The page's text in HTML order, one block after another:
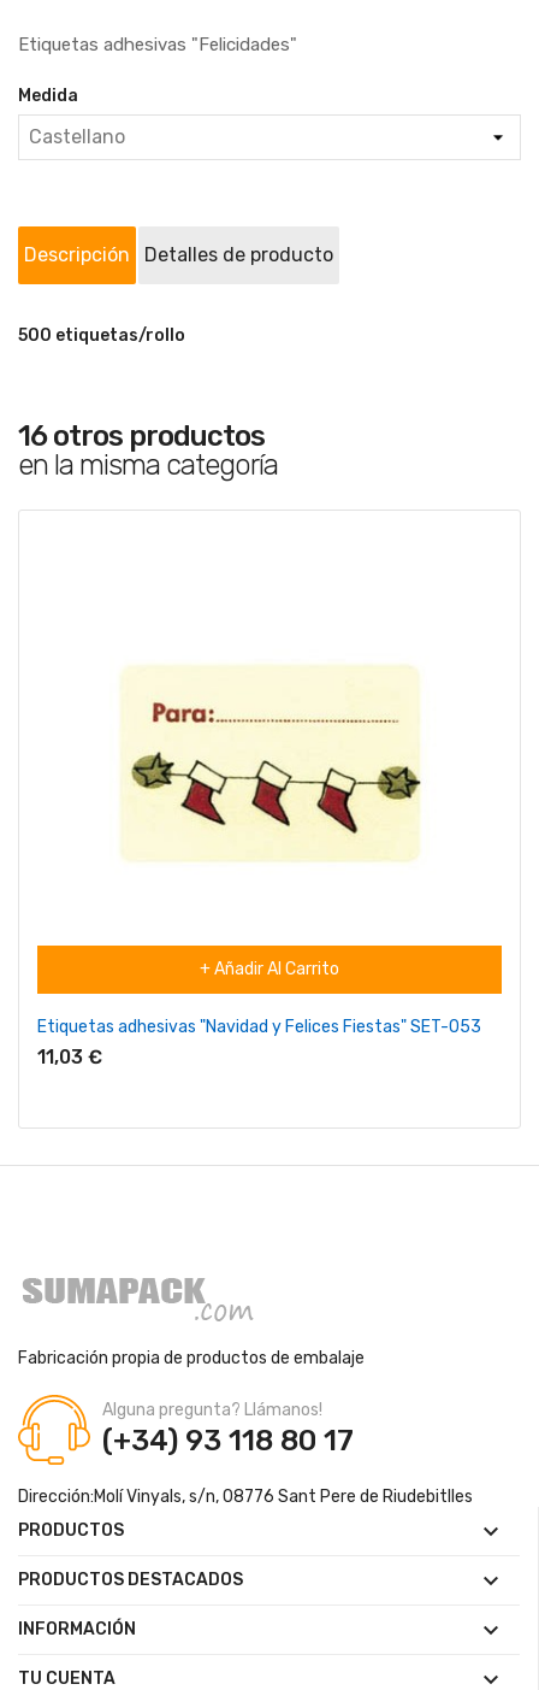
Etiquetas adhesivas "Felicidades"
Medida
Descripción Detalles de producto
500 etiquetas/rollo
16 otros productos
en la misma categoría
+ Añadir Al Carrito
Etiquetas adhesivas "Navidad y Felices Fiestas" SET-053
11,03 €
Fabricación propia de productos de embalaje
Alguna pregunta? Llámanos!
(+34) 93 118 80 17
Dirección:Molí Vinyals, s/n, 08776 Sant Pere de Riudebitlles
PRODUCTOS

PRODUCTOS DESTACADOS 
INFORMACIÓN 
TU CUENTA 